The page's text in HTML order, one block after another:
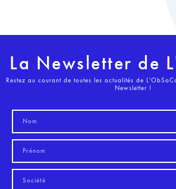
La Newsletter de
Restez au courant de toutes les actualités de
Newsletter !